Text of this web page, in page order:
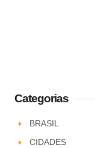
Categorias
BRASIL
CIDADES